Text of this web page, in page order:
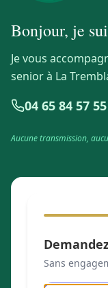
Bonjour, je
Je vous
senior à La
04 65 84 57 55
Aucune transmission,
Sans